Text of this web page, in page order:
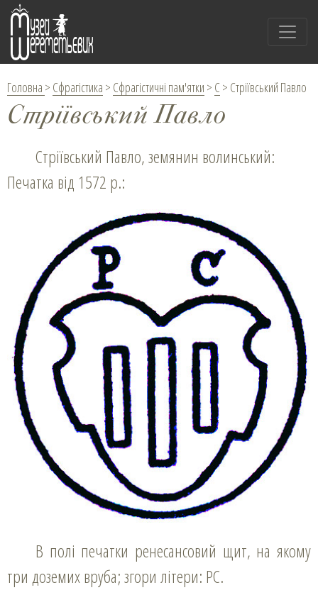
Головна > Сфрагістика > Сфрагістичні пам'ятки > С > Стріївський Павло
Стріївський Павло
Стріївський Павло, земянин волинський:
Печатка від 1572 р.:
В полі печатки ренесансовий щит, на якому
три доземих вруба; згори літери: РС.